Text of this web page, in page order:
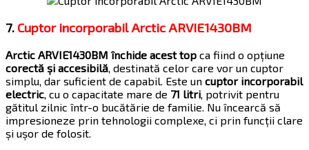
7. Cuptor incorporabil Arctic ARVIE1430BM
Arctic ARVIE1430BM închide acest top ca fiind o opțiune
corectă și accesibilă, destinată celor care vor un cuptor
simplu, dar suficient de capabil. Este un cuptor incorporabil
electric, cu o capacitate mare de 71 litri, potrivit pentru
gătitul zilnic într-o bucătărie de familie. Nu încearcă să
impresioneze prin tehnologii complexe, ci prin funcții clare
și ușor de folosit.